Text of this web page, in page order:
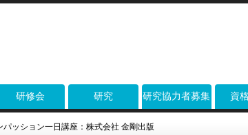
研修会 研究 研究協力者募集 資
パッション一日講座：株式会社 金剛出版